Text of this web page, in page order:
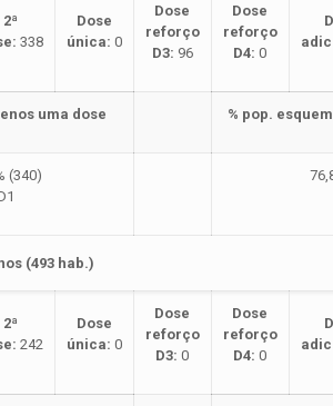
2ª
338
Dose
única: 0
Dose
reforço
D3: 96
Dose
reforço
D4: 0
uma dose % pop.
(340)
(493 hab.)
2ª
242
Dose
única: 0
Dose
reforço
D3: 0
Dose
reforço
D4: 0